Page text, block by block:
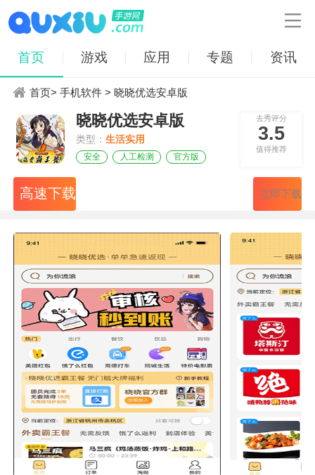

首页 游戏 应用 专题 资讯
首页>手机软件 > 晓晓优选安卓版
晓晓优选安卓版
类型：生活实用
安全 人工检测 官方版
去秀评分
3.5
值得推荐
高速下载 立即下载